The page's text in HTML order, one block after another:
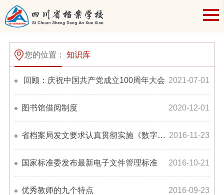
您的位置： 知识库
回顾：庆祝中国共产党成立100周年大会 2021-07-01
图书馆借阅制度 2020-12-01
省档案局发文要求认真贯彻实施《数字档案室建设评价办法》 2016-11-23
国家标准委发布最新电子文件管理标准 2016-10-21
优秀教师的九个特点 2016-09-23